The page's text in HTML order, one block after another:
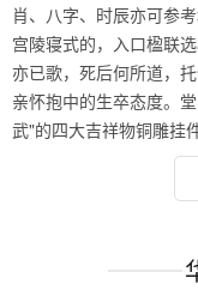
肖、八字、时辰亦可参
宫陵寝式的，入口楹联
亦已歌，死后何所道，
亲怀抱中的生卒态度。
武"的四大吉祥物铜雕挂件